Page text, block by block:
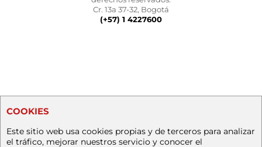
Cr. 13a 37-32, Bogotá
(+57) 1 4227600
COOKIES
Este sitio web usa cookies propias y de terceros para analizar
el tráfico, mejorar nuestros servicio y conocer el